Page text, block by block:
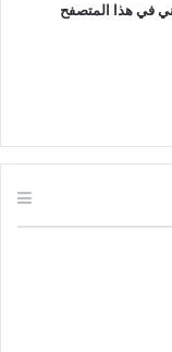
في هذا المتصفح